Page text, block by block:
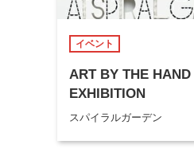
イベント
ART BY THE HAND
EXHIBITION
スパイラルガーデン